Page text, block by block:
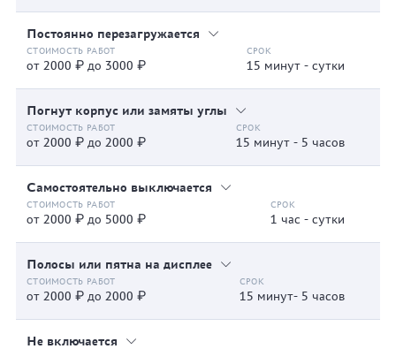
Постоянно перезагружается
от 2000 ₽ до 3000 ₽ 15 минут - сутки
Погнут корпус или замяты углы
от 2000 ₽ до 2000 ₽ 15 минут - 5 часов
Самостоятельно выключается
от 2000 ₽ до 5000 ₽ 1 час - сутки
Полосы или пятна на дисплее
от 2000 ₽ до 2000 ₽ 15 минут- 5 часов
Не включается